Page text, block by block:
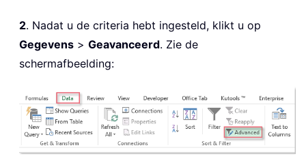
2. Nadat u de criteria hebt ingesteld, klikt u op
Gegevens > Geavanceerd. Zie de
schermafbeelding: